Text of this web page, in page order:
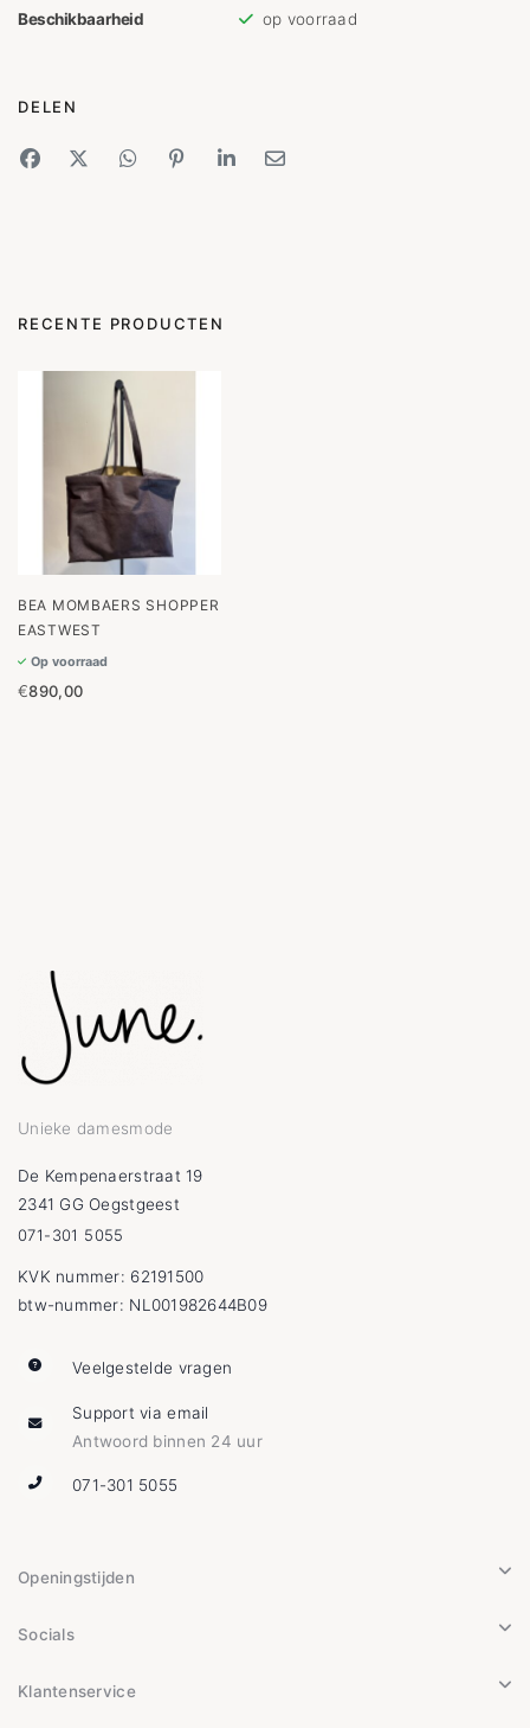
Beschikbaarheid op voorraad
DELEN
RECENTE PRODUCTEN
BEA MOMBAERS SHOPPER
EASTWEST
Op voorraad
€890,00
Unieke damesmode
De Kempenaerstraat 19
2341 GG Oegstgeest
071-301 5055
KVK nummer: 62191500
btw-nummer: NL001982644B09
Veelgestelde vragen
Support via email
Antwoord binnen 24 uur
071-301 5055
Openingstijden
Socials
Klantenservice